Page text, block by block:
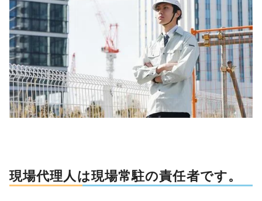
現場代理人は現場常駐の責任者です。